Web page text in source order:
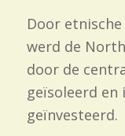
Door
werd de
door de
geïsoleerd en
geïnvesteerd.